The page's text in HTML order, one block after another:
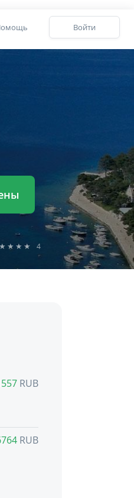
Войти
★★★★ 4
RUB
RUB